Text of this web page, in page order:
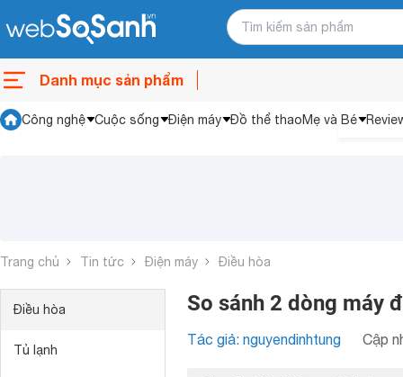
Danh mục sản phẩm
Công nghệ Cuộc sống Điện máy Đồ thể thaoMẹ và Bé
Trang chủ Tin tức Điện máy Điều hòa
Điều hòa
Tủ lạnh
So sánh 2 dòng máy
Tác giả: nguyendinhtung Cập